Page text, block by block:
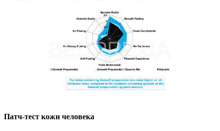
Патч-тест кожи человека